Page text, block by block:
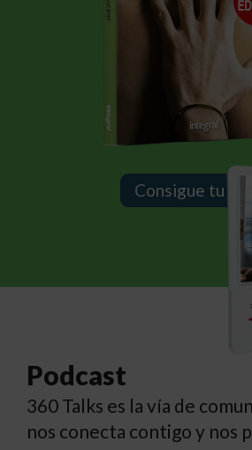
Consigue tu libro
Podcast
360 Talks es la vía de
nos conecta contigo y nos